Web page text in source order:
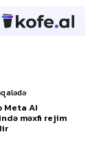
Meta AI
məxfi rejim